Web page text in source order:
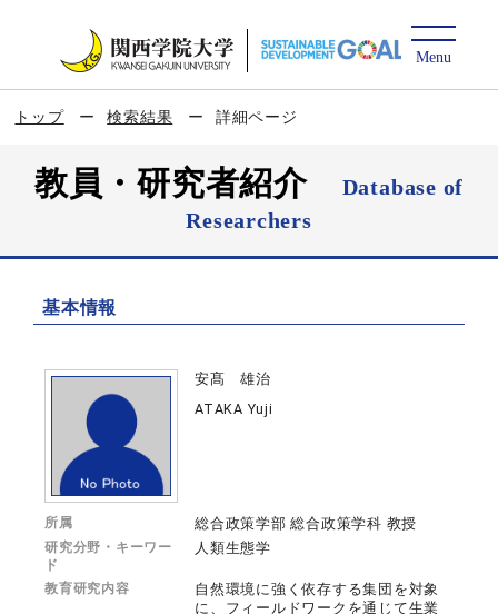
トップ 検索結果 詳細ページ
教員・研究者紹介
Database of
Researchers
基本情報
安髙 雄治
ATAKA Yuji
所属 総合政策学部 総合政策学科 教授
研究分野・キーワー
ド
人類生態学
教育研究内容
自然環境に強く依存する集団を対象
に、フィールドワークを通じて生業